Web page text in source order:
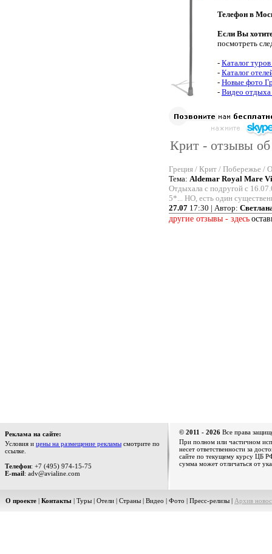
Телефон в
Если Вы
посмотреть
- Каталог
- Каталог
- Новые фото
- Видео отдыха
Крит - отзывы об
Греция / Крит / Побережье /
Тема: Aldemar Royal Mare
Отдыхала с подругой с
5*... НО, есть один
27.07 17:30 | Автор:
другие отзывы - здесь
Реклама на сайте:
Условия и цены на размещение рекламы смотрите по
ссылке.
Телефон: +7 (495) 974-15-75
E-mail: adv@avialine.com
© 2011 - 2026 Все права
При полном или частичном
несет ответственности за
сайте по текущему курсу ЦБ
сумма может отличаться от
О проекте | Контакты | Туры | Отели | Страны | Видео | Фото | Пресс-релизы | Архив